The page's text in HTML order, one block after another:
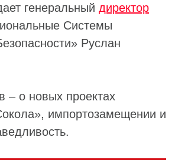
генеральный директор
Системы
Руслан
– о новых проектах
импортозамещении и